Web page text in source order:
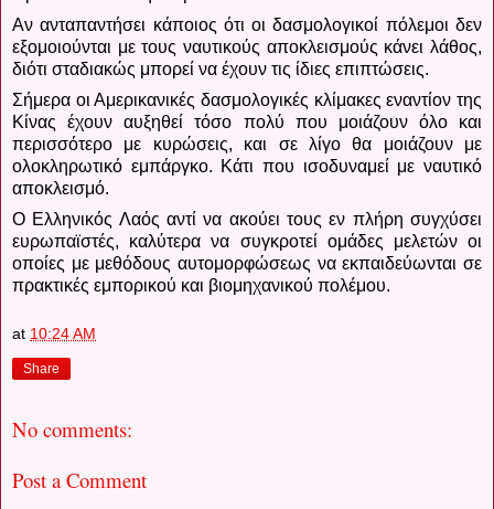
Αν ανταπαντήσει κάποιος ότι οι δασμολογικοί πόλεμοι δεν
εξομοιούνται με τους ναυτικούς αποκλεισμούς κάνει λάθος,
διότι σταδιακώς μπορεί να έχουν τις ίδιες επιπτώσεις.
Σήμερα οι Αμερικανικές δασμολογικές κλίμακες εναντίον της
Κίνας έχουν αυξηθεί τόσο πολύ που μοιάζουν όλο και
περισσότερο με κυρώσεις, και σε λίγο θα μοιάζουν με
ολοκληρωτικό εμπάργκο. Κάτι που ισοδυναμεί με ναυτικό
αποκλεισμό.
Ο Ελληνικός Λαός αντί να ακούει τους εν πλήρη συγχύσει
ευρωπαϊστές, καλύτερα να συγκροτεί ομάδες μελετών οι
οποίες με μεθόδους αυτομορφώσεως να εκπαιδεύωνται σε
πρακτικές εμπορικού και βιομηχανικού πολέμου.
at 10:24 AM
Share
No comments:
Post a Comment